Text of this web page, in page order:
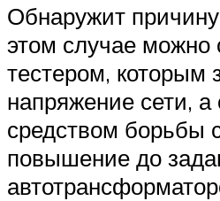
Обнаружит
этом случае
тестером, которым
напряжение сети,
средством борьбы
повышение до